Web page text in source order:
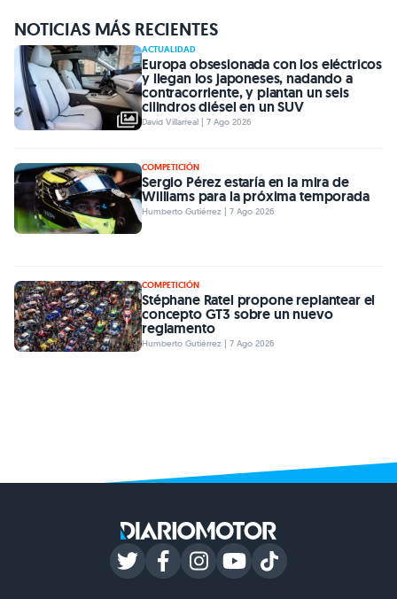
NOTICIAS MÁS RECIENTES
ACTUALIDAD
Europa obsesionada con los eléctricos
y llegan los japoneses, nadando a
contracorriente, y plantan un seis
cilindros diésel en un SUV
David Villarreal | 7 Ago 2026
COMPETICIÓN
Sergio Pérez estaría en la mira de
Williams para la próxima temporada
Humberto Gutiérrez | 7 Ago 2026
COMPETICIÓN
Stéphane Ratel propone replantear el
concepto GT3 sobre un nuevo
reglamento
Humberto Gutiérrez | 7 Ago 2026